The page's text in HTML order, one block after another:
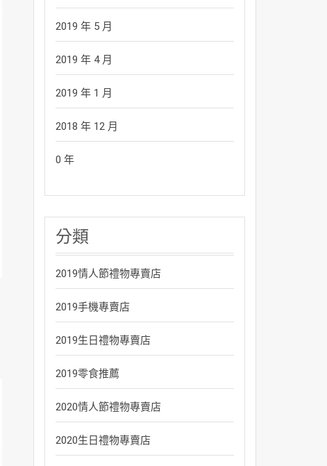
2019 年 5 月
2019 年 4 月
2019 年 1 月
2018 年 12 月
0 年
分類
2019情人節禮物專賣店
2019手機專賣店
2019生日禮物專賣店
2019零食推薦
2020情人節禮物專賣店
2020生日禮物專賣店